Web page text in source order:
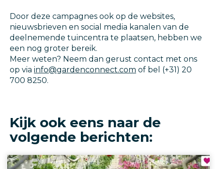
Door deze campagnes ook op de websites,
nieuwsbrieven en social media kanalen van de
deelnemende tuincentra te plaatsen, hebben we
een nog groter bereik.
Meer weten? Neem dan gerust contact met ons
op via info@gardenconnect.com of bel (+31) 20
700 8250.
Kijk ook eens naar de
volgende berichten: